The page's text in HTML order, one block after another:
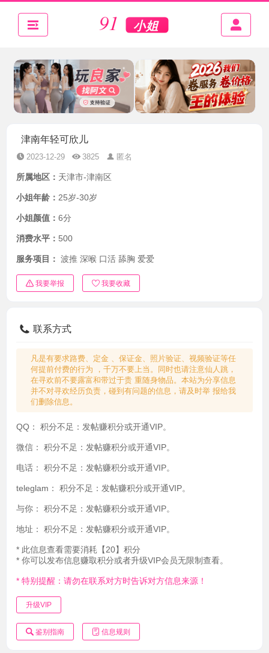
津南年轻可欣儿
2023-12-29 3825 匿名
所属地区： 天津市-津南区
小姐年龄： 25岁-30岁
小姐颜值： 6分
消费水平： 500
服务项目： 波推 深喉 口活 舔胸 爱爱
我要举报 我要收藏
联系方式
凡是有要求路费、定金 、保证金、照片验证、视频验证等任
何提前付费的行为 ，千万不要上当。同时也请注意仙人跳，
在寻欢前不要露富和带过于贵 重随身物品。本站为分享信息
并不对寻欢经历负责，碰到有问题的信息，请及时举 报给我
们删除信息。
QQ： 积分不足：发帖赚积分或开通VIP。
微信： 积分不足：发帖赚积分或开通VIP。
电话： 积分不足：发帖赚积分或开通VIP。
teleglam： 积分不足：发帖赚积分或开通VIP。
与你： 积分不足：发帖赚积分或开通VIP。
地址： 积分不足：发帖赚积分或开通VIP。
* 此信息查看需要消耗【20】积分
* 你可以发布信息赚取积分或者升级VIP会员无限制查看。
* 特别提醒：请勿在联系对方时告诉对方信息来源！
升级VIP
鉴别指南 信息规则